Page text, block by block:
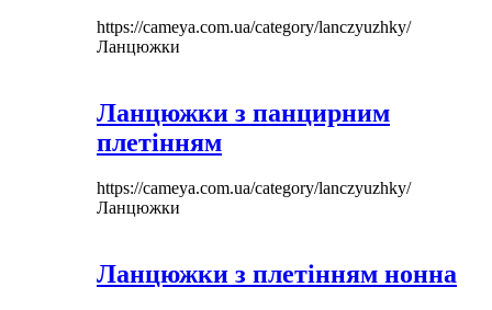
https://cameya.com.ua/category/lanczyuzhky/
Ланцюжки
Ланцюжки з панцирним
плетінням
https://cameya.com.ua/category/lanczyuzhky/
Ланцюжки
Ланцюжки з плетінням нонна